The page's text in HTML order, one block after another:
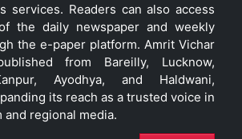
services. Readers can also access
the daily newspaper and weekly
the e-paper platform. Amrit Vichar
from Bareilly, Lucknow,
Ayodhya, and Haldwani,
its reach as a trusted voice in
and regional media.